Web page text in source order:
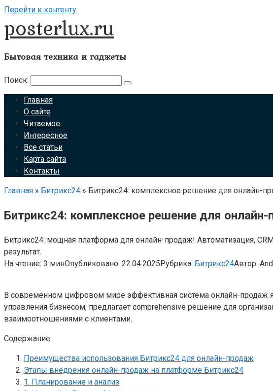
Перейти к контенту
posterlux.ru
Бытовая техника и гаджеты
Поиск:
Главная
О сайте
Читаемое
Интересное
Все статьи
Карта сайта
Контакты
Главная » Битрикс24 » Битрикс24: комплексное решение для онлайн-
Битрикс24: комплексное решение для
Битрикс24: мощная платформа для онлайн-продаж! Автоматизация,
результат.
На чтение: 3 минОпубликовано: 22.04.2025Рубрика: Битрикс24Автор:
В современном цифровом мире эффективная система онлайн-продаж
управления бизнесом, предлагает comprehensive решение для
взаимоотношениями с клиентами.
Содержание
Преимущества использования Битрикс24 для онлайн-продаж
Этапы внедрения онлайн-продаж на платформе Битрикс24
1. Планирование и анализ